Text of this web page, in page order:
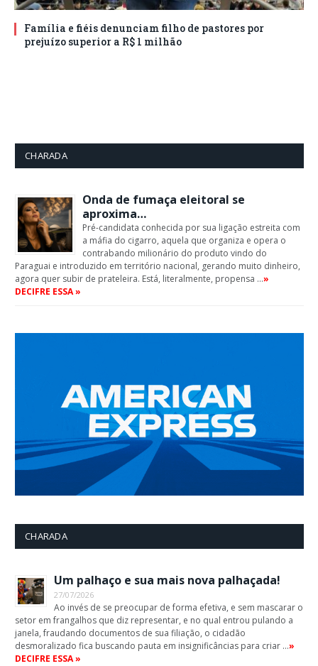
Família e fiéis denunciam filho de pastores por
prejuízo superior a R$ 1 milhão
CHARADA
Onda de fumaça eleitoral se
aproxima…
Pré-candidata conhecida por sua ligação estreita com
a máfia do cigarro, aquela que organiza e opera o
contrabando milionário do produto vindo do
Paraguai e introduzido em território nacional, gerando muito dinheiro,
agora quer subir de prateleira. Está, literalmente, propensa …»
DECIFRE ESSA »
CHARADA
Um palhaço e sua mais nova palhaçada!
27/07/2026
Ao invés de se preocupar de forma efetiva, e sem mascarar o
setor em frangalhos que diz representar, e no qual entrou pulando a
janela, fraudando documentos de sua filiação, o cidadão
desmoralizado fica buscando pauta em insignificâncias para criar …»
DECIFRE ESSA »